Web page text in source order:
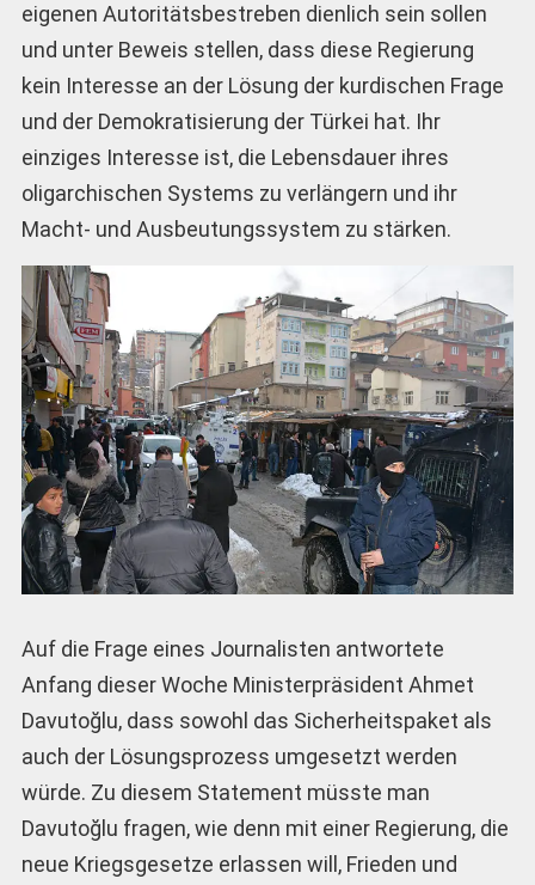
eigenen Autoritätsbestreben dienlich sein sollen
und unter Beweis stellen, dass diese Regierung
kein Interesse an der Lösung der kurdischen Frage
und der Demokratisierung der Türkei hat. Ihr
einziges Interesse ist, die Lebensdauer ihres
oligarchischen Systems zu verlängern und ihr
Macht- und Ausbeutungssystem zu stärken.
Auf die Frage eines Journalisten antwortete
Anfang dieser Woche Ministerpräsident Ahmet
Davutoğlu, dass sowohl das Sicherheitspaket als
auch der Lösungsprozess umgesetzt werden
würde. Zu diesem Statement müsste man
Davutoğlu fragen, wie denn mit einer Regierung, die
neue Kriegsgesetze erlassen will, Frieden und